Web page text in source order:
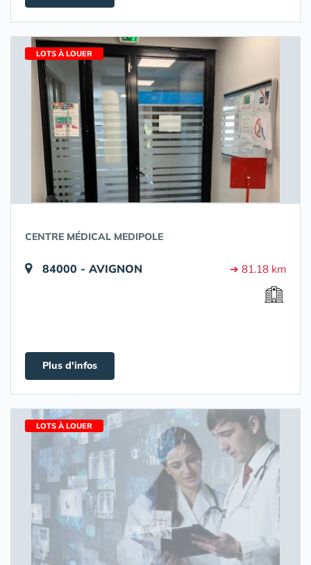
LOTS À LOUER
CENTRE MÉDICAL MEDIPOLE
84000 - AVIGNON ➔ 81.18 km
Plus d'infos
LOTS À LOUER